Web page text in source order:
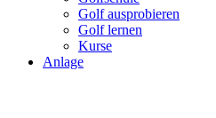
Golf ausprobieren
Golf lernen
Kurse
Anlage